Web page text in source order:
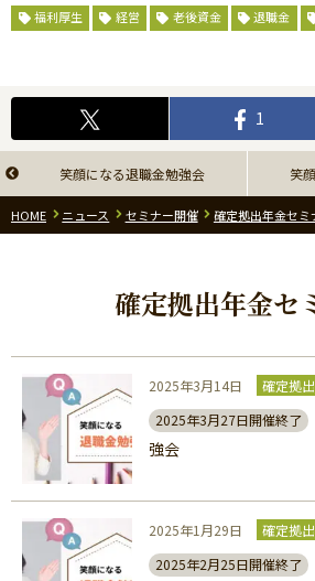
福利厚生 経営 老後資金 退職金
1
笑顔になる退職金勉強会 笑
HOME ニュース セミナー開催 確定拠出年金セミ
確定拠出年金セ
2025年3月14日
確定拠
2025年3月27日開催終了
強会
2025年1月29日
確定拠
2025年2月25日開催終了